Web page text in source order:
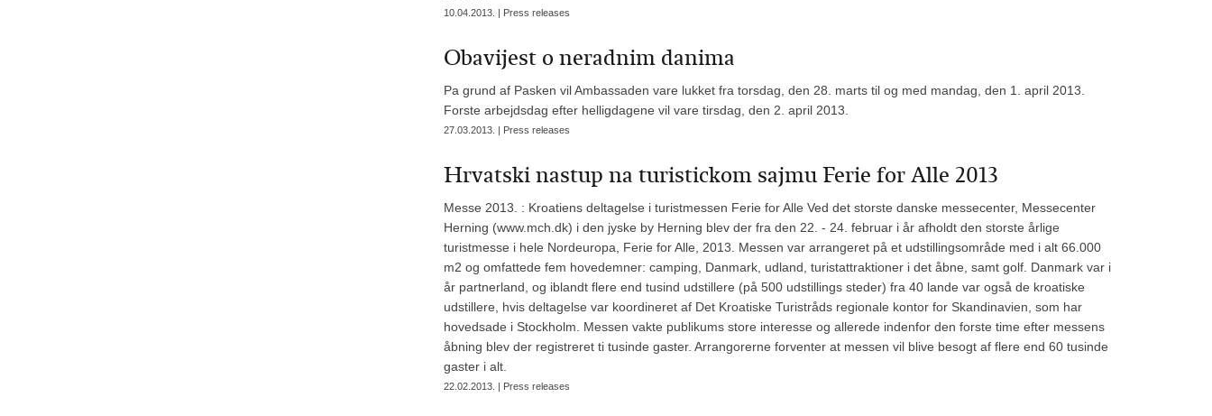
10.04.2013. | Press releases
Obavijest o neradnim danima
Pa grund af Pasken vil Ambassaden vare lukket fra torsdag, den 28. marts til og med mandag, den 1. april 2013.
Forste arbejdsdag efter helligdagene vil vare tirsdag, den 2. april 2013.
27.03.2013. | Press releases
Hrvatski nastup na turistickom sajmu Ferie for Alle 2013
Messe 2013. : Kroatiens deltagelse i turistmessen Ferie for Alle Ved det storste danske messecenter, Messecenter
Herning (www.mch.dk) i den jyske by Herning blev der fra den 22. - 24. februar i år afholdt den storste årlige
turistmesse i hele Nordeuropa, Ferie for Alle, 2013. Messen var arrangeret på et udstillingsområde med i alt 66.000
m2 og omfattede fem hovedemner: camping, Danmark, udland, turistattraktioner i det åbne, samt golf. Danmark var i
år partnerland, og iblandt flere end tusind udstillere (på 500 udstillings steder) fra 40 lande var også de kroatiske
udstillere, hvis deltagelse var koordineret af Det Kroatiske Turistråds regionale kontor for Skandinavien, som har
hovedsade i Stockholm. Messen vakte publikums store interesse og allerede indenfor den forste time efter messens
åbning blev der registreret ti tusinde gaster. Arrangorerne forventer at messen vil blive besogt af flere end 60 tusinde
gaster i alt.
22.02.2013. | Press releases